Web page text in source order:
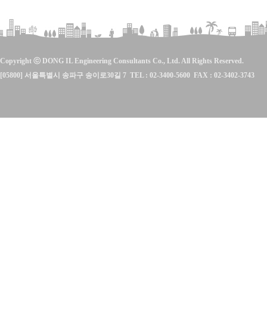
Copyright ⓒ DONG IL Engineering Consultants Co., Ltd. All Rights Reserved.
[05800] 서울특별시 송파구 송이로30길 7 TEL : 02-3400-5600 FAX : 02-3402-3743